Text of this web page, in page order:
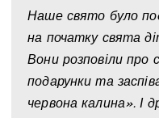
Наше свято було
на початку свята
Вони розповіли про
подарунки та
червона калина». І